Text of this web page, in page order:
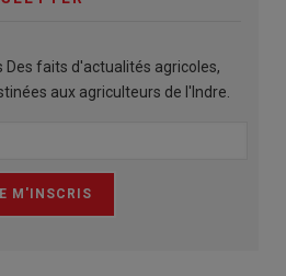
Des faits d'actualités agricoles,
aux agriculteurs de l'Indre.